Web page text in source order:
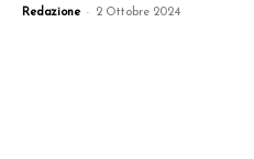
Redazione - 2 Ottobre 2024